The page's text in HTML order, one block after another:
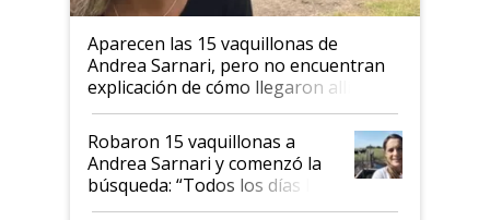
Aparecen las 15 vaquillonas de
Andrea Sarnari, pero no encuentran
explicación de cómo llegaron allí
Robaron 15 vaquillonas a
Andrea Sarnari y comenzó la
búsqueda: “Todos los días le
toca a algún productor”